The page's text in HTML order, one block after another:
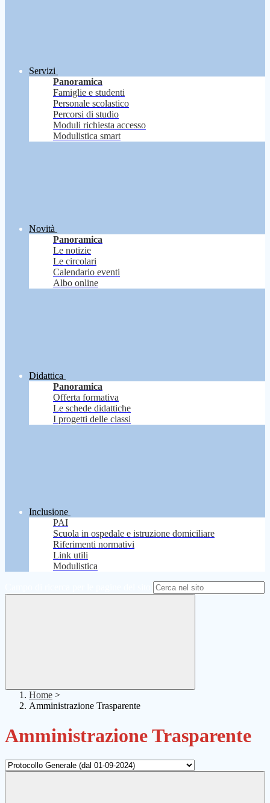
Servizi
Panoramica
Famiglie e studenti
Personale scolastico
Percorsi di studio
Moduli richiesta accesso
Modulistica smart
Novità
Panoramica
Le notizie
Le circolari
Calendario eventi
Albo online
Didattica
Panoramica
Offerta formativa
Le schede didattiche
I progetti delle classi
Inclusione
PAI
Scuola in ospedale e istruzione domiciliare
Riferimenti normativi
Link utili
Modulistica
Home >
Amministrazione Trasparente
Amministrazione Trasparente